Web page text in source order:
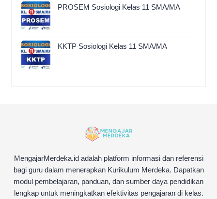
PROSEM Sosiologi Kelas 11 SMA/MA
KKTP Sosiologi Kelas 11 SMA/MA
MengajarMerdeka.id adalah platform informasi dan referensi
bagi guru dalam menerapkan Kurikulum Merdeka. Dapatkan
modul pembelajaran, panduan, dan sumber daya pendidikan
lengkap untuk meningkatkan efektivitas pengajaran di kelas.